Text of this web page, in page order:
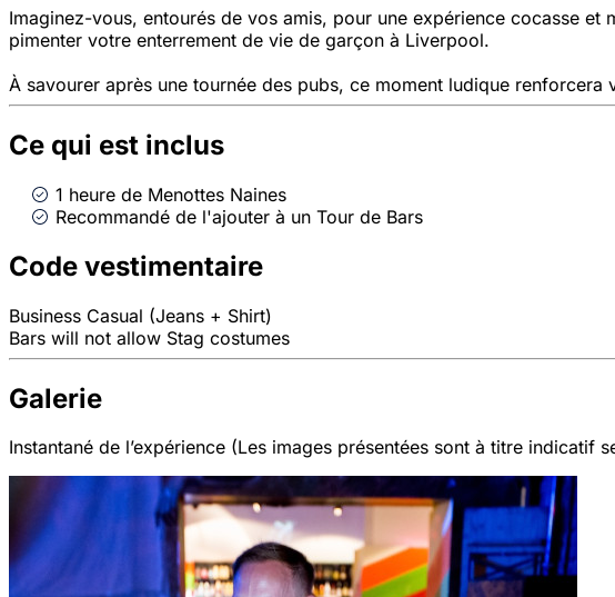
Imaginez-vous, entourés de vos amis, pour une expérience cocasse
pimenter votre enterrement de vie de garçon à Liverpool.
À savourer après une tournée des pubs, ce moment ludique renforcera
Ce qui est inclus
1 heure de Menottes Naines
Recommandé de l'ajouter à un Tour de Bars
Code vestimentaire
Business Casual (Jeans + Shirt)
Bars will not allow Stag costumes
Galerie
Instantané de l’expérience (Les images présentées sont à titre indicatif